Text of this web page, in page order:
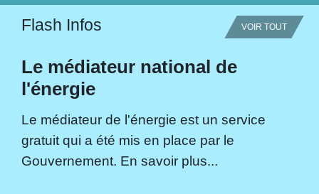
Flash Infos VOIR TOUT
Le médiateur national de
l'énergie
Le médiateur de l'énergie est un service
gratuit qui a été mis en place par le
Gouvernement. En savoir plus...